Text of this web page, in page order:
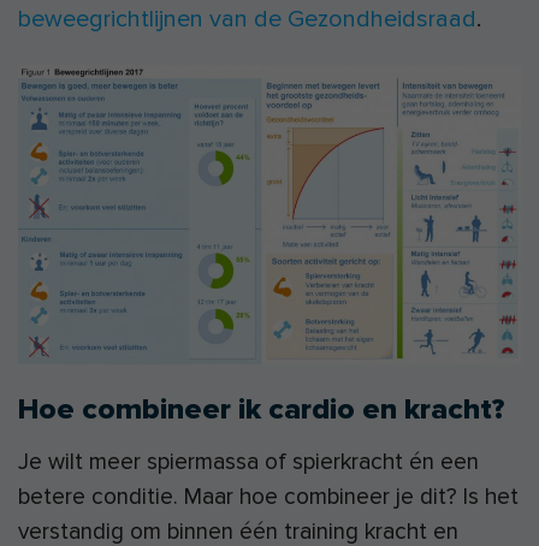
beweegrichtlijnen van de Gezondheidsraad.
Hoe combineer ik cardio en kracht?
Je wilt meer spiermassa of spierkracht én een
betere conditie. Maar hoe combineer je dit? Is het
verstandig om binnen één training kracht en